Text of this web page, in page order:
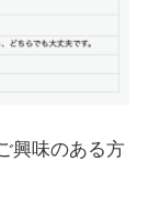
興味のある方